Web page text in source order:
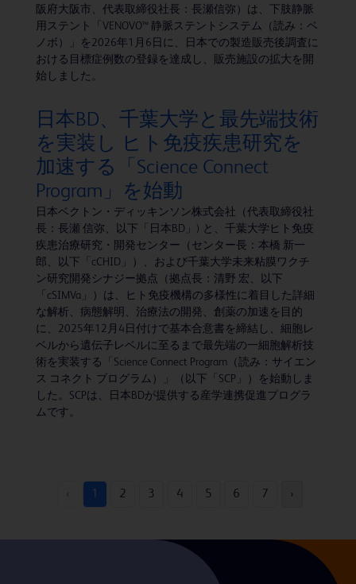
阪府大阪市、代表取締役社長：長瀬信弥）は、下肢静脈
用ステント「VENOVO™ 静脈ステントシステム（読み：ベ
ノボ）」を2026年1月6日に、日本での製造販売後調査に
おける目標症例数の登録を達成し、販売施設の拡大を開
始しました。
日本BD、千葉大学と最先端技術
を実装し ヒト免疫疾患研究を
加速する「Science Connect
Program」を始動
日本ベクトン・ディッキンソン株式会社（代表取締役社
長：長瀬 信弥、以下「日本BD」) と、千葉大学ヒト免疫
疾患治療研究・開発センター（センター長：本橋 新一
郎、以下「cCHID」）、および千葉大学未来粘膜ワクチ
ン研究開発シナジー拠点（拠点長：清野 宏、以下
「cSIMVa」）は、ヒト免疫機構の多様性に着目した詳細
な解析、病態解明、治療法の開発、創薬の加速を目的
に、2025年12月4日付けで基本合意書を締結し、細胞レ
ベルから遺伝子レベルに至るまで最先端の一細胞解析技
術を実装する「Science Connect Program（読み：サイエン
ス コネクト ブログラム）」（以下「SCP」）を始動しま
した。SCPは、日本BDが提供する産学連携促進プログラ
ムです。
‹ 1 2 3 4 5 6 7 ›